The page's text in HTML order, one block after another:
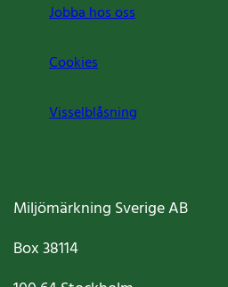
Jobba hos oss
Cookies
Visselblåsning
Miljömärkning Sverige AB
Box38114